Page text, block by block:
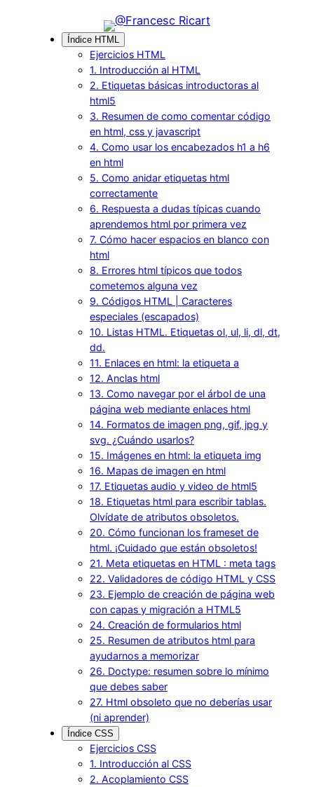
contenido
Índice HTML
Ejercicios HTML
1. Introducción al HTML
2. Etiquetas básicas introductoras al
html5
3. Resumen de como comentar código
en html, css y javascript
4. Como usar los encabezados h1 a h6
en html
5. Como anidar etiquetas html
correctamente
6. Respuesta a dudas típicas cuando
aprendemos html por primera vez
7. Cómo hacer espacios en blanco con
html
8. Errores html típicos que todos
cometemos alguna vez
9. Códigos HTML | Caracteres
especiales (escapados)
10. Listas HTML. Etiquetas ol, ul, li, dl, dt,
dd.
11. Enlaces en html: la etiqueta a
12. Anclas html
13. Como navegar por el árbol de una
página web mediante enlaces html
14. Formatos de imagen png, gif, jpg y
svg. ¿Cuándo usarlos?
15. Imágenes en html: la etiqueta img
16. Mapas de imagen en html
17. Etiquetas audio y video de html5
18. Etiquetas html para escribir tablas.
Olvídate de atributos obsoletos.
20. Cómo funcionan los frameset de
html. ¡Cuidado que están obsoletos!
21. Meta etiquetas en HTML : meta tags
22. Validadores de código HTML y CSS
23. Ejemplo de creación de página web
con capas y migración a HTML5
24. Creación de formularios html
25. Resumen de atributos html para
ayudarnos a memorizar
26. Doctype: resumen sobre lo mínimo
que debes saber
27. Html obsoleto que no deberías usar
(ni aprender)
Índice CSS
Ejercicios CSS
1. Introducción al CSS
2. Acoplamiento CSS